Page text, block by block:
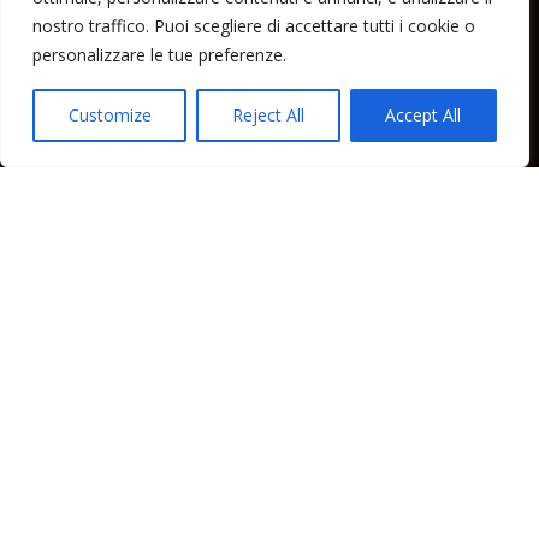
nostro traffico. Puoi scegliere di accettare tutti i cookie o
personalizzare le tue preferenze.
Customize Reject All Accept All
Lipari News
Cronaca Lipari
Politica Lipari
Cultura Lipari